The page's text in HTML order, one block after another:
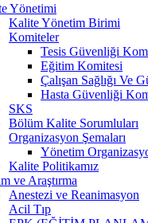
Yönetimi
Kalite Yönetim Birimi
Komiteler
Tesis Güvenliği
Eğitim Komitesi
Çalışan Sağlığı Ve
Hasta Güvenliği
SKS
Bölüm Kalite Sorumluları
Organizasyon Şemaları
Yönetim
Kalite Politikamız
ve Araştırma
Anestezi ve Reanimasyon
Acil Tıp